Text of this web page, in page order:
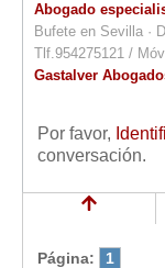
Abogado
Bufete en Sevilla ·
Tlf.954275121 /
Gastalver
Por favor,
conversación.
Página: 1